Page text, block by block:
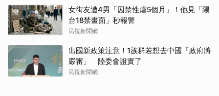
女街友遭4男「囚禁性虐5個月」！他見「陽
台18禁畫面」秒報警
民視新聞網
出國新政策注意！1族群若想去中國「政府將
嚴審」 陸委會證實了
民視新聞網